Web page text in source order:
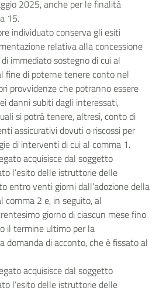
2025, anche per le finalità
15.
individuato conserva gli esiti
relativa alla concessione
immediato sostegno di cui al
fine di poterne tenere conto nel
provvidenze che potranno essere
danni subiti dagli interessati,
si potrà tenere, altresì, conto di
assicurativi dovuti o riscossi per
di interventi di cui al comma 1.
acquisisce dal soggetto
l’esito delle istruttorie delle
entro venti giorni dall’adozione della
comma 2 e, in seguito, al
giorno di ciascun mese fino
il termine ultimo per la
domanda di acconto, che è fissato al
acquisisce dal soggetto
l’esito delle istruttorie delle